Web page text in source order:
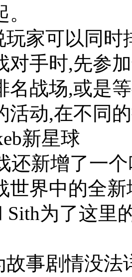
玩家可以同时
对手时,先参
名战场,或是
活动,在不同
新星球
还新增了一
世界中的全
Sith为了这里
故事剧情没